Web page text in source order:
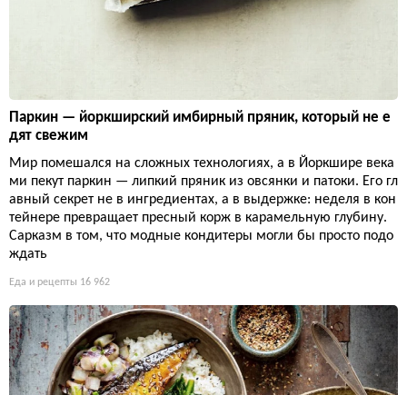
Паркин — йоркширский имбирный пряник, который не е
дят свежим
Мир помешался на сложных технологиях, а в Йоркшире века
ми пекут паркин — липкий пряник из овсянки и патоки. Его гл
авный секрет не в ингредиентах, а в выдержке: неделя в кон
тейнере превращает пресный корж в карамельную глубину.
Сарказм в том, что модные кондитеры могли бы просто подо
ждать
Еда и рецепты 16 962